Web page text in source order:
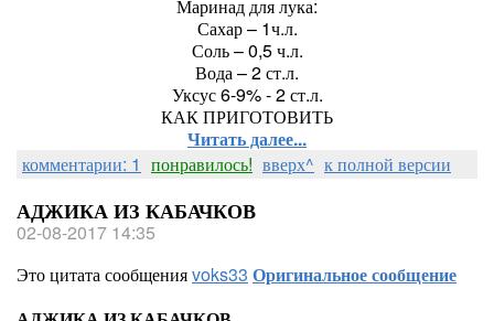
Маринад для лука:
Сахар – 1ч.л.
Соль – 0,5 ч.л.
Вода – 2 ст.л.
Уксус 6-9% - 2 ст.л.
КАК ПРИГОТОВИТЬ
Читать далее...
комментарии: 1 понравилось! вверх^ к полной версии
АДЖИКА ИЗ КАБАЧКОВ
02-08-2017 14:35
Это цитата сообщенияvoks33 Оригинальное сообщение